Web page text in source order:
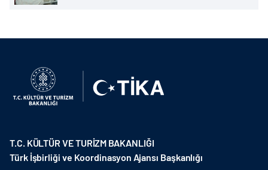
T.C. KÜLTÜR VE TURİZM BAKANLIĞI
Türk İşbirliği ve Koordinasyon Ajansı Başkanlığı